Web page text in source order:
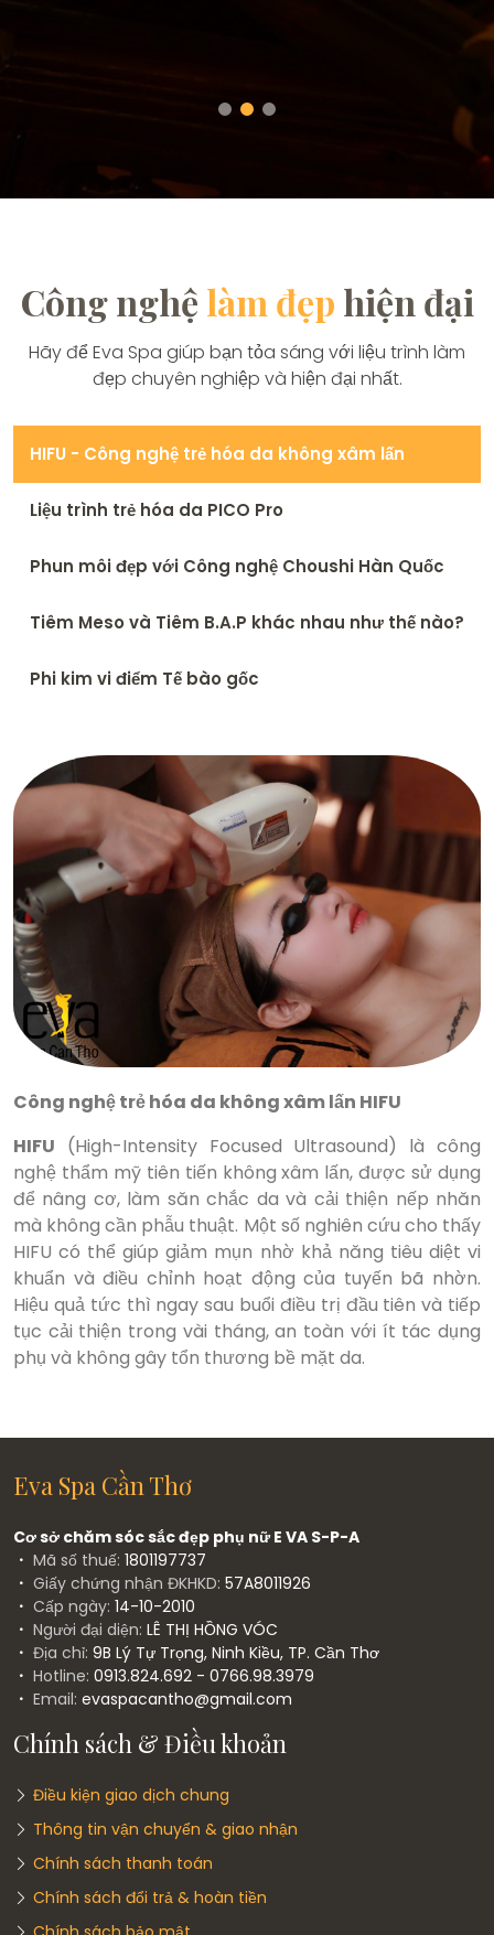
Công nghệ làm đẹp hiện đại
Hãy để Eva Spa giúp bạn tỏa sáng với liệu trình làm
đẹp chuyên nghiệp và hiện đại nhất.
HIFU - Công nghệ trẻ hóa da không xâm lấn
Liệu trình trẻ hóa da PICO Pro
Phun môi đẹp với Công nghệ Choushi Hàn Quốc
Tiêm Meso và Tiêm B.A.P khác nhau như thế nào?
Phi kim vi điểm Tế bào gốc
Công nghệ trẻ hóa da không xâm lấn HIFU
HIFU (High-Intensity Focused Ultrasound) là công
nghệ thẩm mỹ tiên tiến không xâm lấn, được sử dụng
để nâng cơ, làm săn chắc da và cải thiện nếp nhăn
mà không cần phẫu thuật. Một số nghiên cứu cho thấy
HIFU có thể giúp giảm mụn nhờ khả năng tiêu diệt vi
khuẩn và điều chỉnh hoạt động của tuyến bã nhờn.
Hiệu quả tức thì ngay sau buổi điều trị đầu tiên và tiếp
tục cải thiện trong vài tháng, an toàn với ít tác dụng
phụ và không gây tổn thương bề mặt da.
Eva Spa Cần Thơ
Cơ sở chăm sóc sắc đẹp phụ nữ E VA S-P-A
Mã số thuế: 1801197737
Giấy chứng nhận ĐKHKD: 57A8011926
Cấp ngày: 14-10-2010
Người đại diện: LÊ THỊ HỒNG VÓC
Địa chỉ: 9B Lý Tự Trọng, Ninh Kiều, TP. Cần Thơ
Hotline: 0913.824.692 - 0766.98.3979
Email: evaspacantho@gmail.com
Chính sách & Điều khoản
Điều kiện giao dịch chung
Thông tin vận chuyển & giao nhận
Chính sách thanh toán
Chính sách đổi trả & hoàn tiền